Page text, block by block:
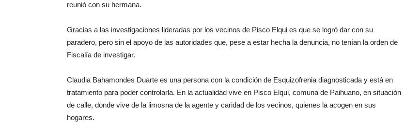
reunió con su hermana.
Gracias a las investigaciones lideradas por los vecinos de Pisco Elqui es que se logró dar con su
paradero, pero sin el apoyo de las autoridades que, pese a estar hecha la denuncia, no tenían la orden de
Fiscalía de investigar.
Claudia Bahamondes Duarte es una persona con la condición de Esquizofrenia diagnosticada y está en
tratamiento para poder controlarla. En la actualidad vive en Pisco Elqui, comuna de Paihuano, en situación
de calle, donde vive de la limosna de la agente y caridad de los vecinos, quienes la acogen en sus
hogares.